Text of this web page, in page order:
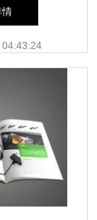
港恩颂塑膜
情